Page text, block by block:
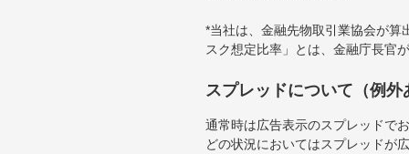
*当社は、金融先物取引業協会が算
スク想定比率」とは、金融庁長官
スプレッドについて（例外
通常時は広告表示のスプレッドで
どの状況においてはスプレッドが